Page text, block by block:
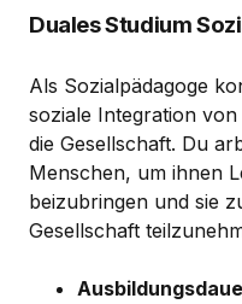
Duales Studium
Als Sozialpädagoge
soziale Integration
die Gesellschaft. Du
Menschen, um ihnen
beizubringen und sie
Gesellschaft